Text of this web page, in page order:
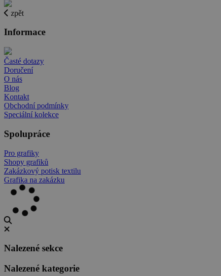
zpět
Informace
Časté dotazy
Doručení
O nás
Blog
Kontakt
Obchodní podmínky
Speciální kolekce
Spolupráce
Pro grafiky
Shopy grafiků
Zakázkový potisk textilu
Grafika na zakázku
Nalezené sekce
Nalezené kategorie